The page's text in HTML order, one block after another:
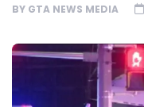
BY GTA NEWS MEDIA